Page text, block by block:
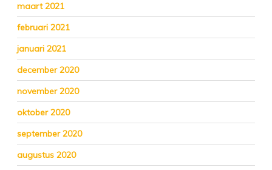
maart 2021
februari 2021
januari 2021
december 2020
november 2020
oktober 2020
september 2020
augustus 2020